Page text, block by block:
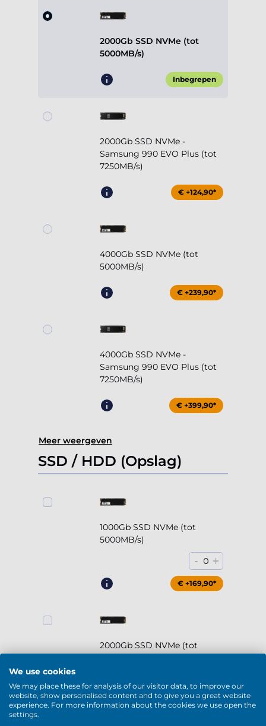
2000Gb SSD NVMe (tot
5000MB/s)
Inbegrepen
2000Gb SSD NVMe -
Samsung 990 EVO Plus (tot
7250MB/s)
€ +124,90*
4000Gb SSD NVMe (tot
5000MB/s)
€ +239,90*
4000Gb SSD NVMe -
Samsung 990 EVO Plus (tot
7250MB/s)
€ +399,90*
Meer weergeven
SSD / HDD (Opslag)
1000Gb SSD NVMe (tot
5000MB/s)
- 0 +
€ +169,90*
2000Gb SSD NVMe (tot
€ +294,90*
We use cookies
We may place these for analysis of our visitor data, to improve our
website, show personalised content and to give you a great website
experience. For more information about the cookies we use open the
settings.